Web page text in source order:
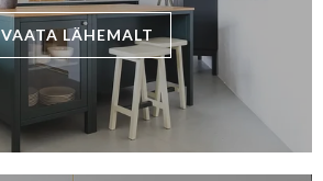
VAATA LÄHEMALT